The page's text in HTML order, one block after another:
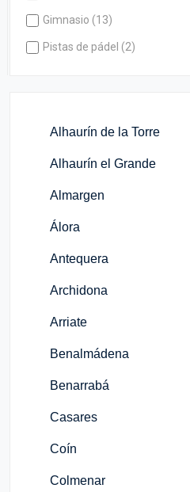
Gimnasio (13)
Pistas de pádel (2)
Alhaurín de la Torre
Alhaurín el Grande
Almargen
Álora
Antequera
Archidona
Arriate
Benalmádena
Benarrabá
Casares
Coín
Colmenar